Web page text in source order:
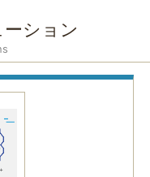
ション